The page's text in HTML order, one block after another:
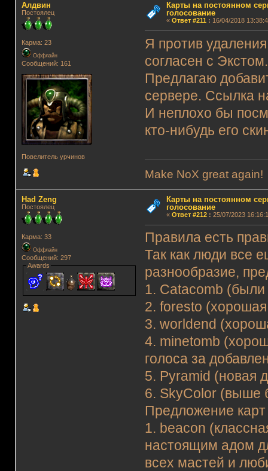
Алдвин
Постоялец
Карма: 23
Оффлайн
Сообщений: 161
Повелитель урчинов
Карты на постоянном
голосование
« Ответ #211 : 16/04/2018
Я против
согласен с Экстом.
Предлагаю
сервере. Ссылка
И неплохо бы
кто-нибудь его
Make NoX great again!
Had Zeng
Постоялец
Карма: 33
Оффлайн
Сообщений: 297
Awards
Карты на постоянном
голосование
« Ответ #212: 25/07/2023
Правила есть
Так как люди все
разнообразие,
1. Catacomb
2. foresto
3. worldend
4. minetomb
голоса за
5. Pyramid (новая
6. SkyColor (выше
Предложение
1. beacon
настоящим адом
всех мастей и